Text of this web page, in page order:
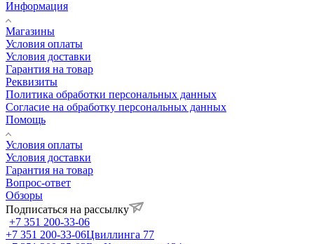
Информация
Магазины
Условия оплаты
Условия доставки
Гарантия на товар
Реквизиты
Политика обработки персональных данных
Согласие на обработку персональных данных
Помощь
Условия оплаты
Условия доставки
Гарантия на товар
Вопрос-ответ
Обзоры
Подписаться на рассылку
+7 351 200-33-06
+7 351 200-33-06Цвиллинга 77